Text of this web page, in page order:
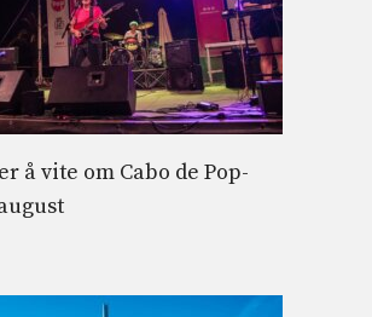
å vite om Cabo de Pop-